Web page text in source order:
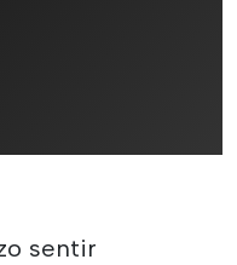
sentir